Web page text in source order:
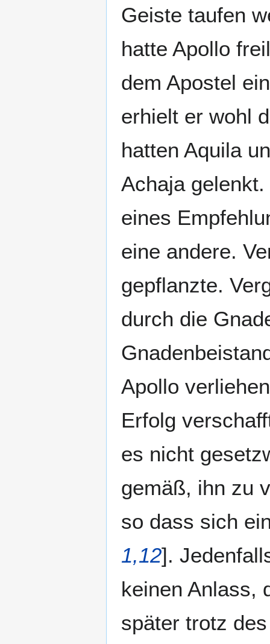
Geiste taufen
hatte Apollo
dem Apostel
erhielt er wohl
hatten Aquila
Achaja
eines
eine andere.
gepflanzte.
durch die
Apollo
Erfolg
es nicht
gemäß, ihn zu
so dass sich
1,12].
keinen Anlass,
später trotz